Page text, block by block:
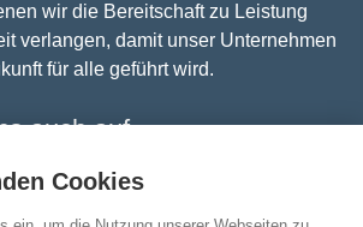
wir die Bereitschaft zu Leistung
verlangen, damit unser Unternehmen
für alle geführt wird.
auch auf
Cookies